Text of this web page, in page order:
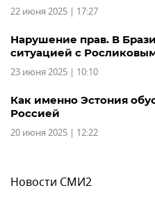
22 июня 2025 | 17:27
Нарушение прав. В
ситуацией с
23 июня 2025 | 10:10
Как именно Эстония
Россией
20 июня 2025 | 12:22
Новости СМИ2